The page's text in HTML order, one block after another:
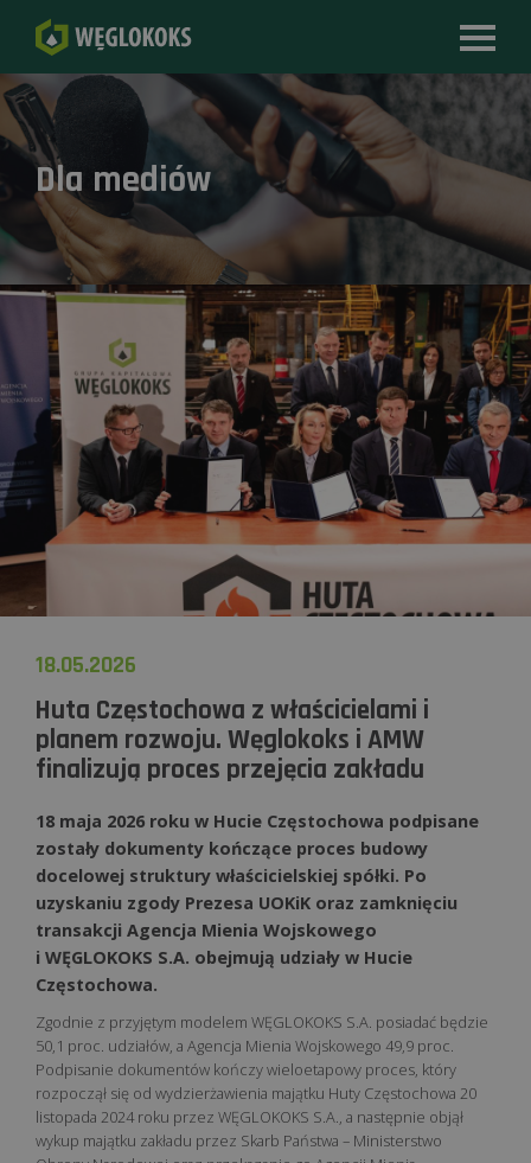
Dla mediów
18.05.2026
Huta Częstochowa z właścicielami i
planem rozwoju. Węglokoks i AMW
finalizują proces przejęcia zakładu
18 maja 2026 roku w Hucie Częstochowa podpisane
zostały dokumenty kończące proces budowy
docelowej struktury właścicielskiej spółki. Po
uzyskaniu zgody Prezesa UOKiK oraz zamknięciu
transakcji Agencja Mienia Wojskowego
i WĘGLOKOKS S.A. obejmują udziały w Hucie
Częstochowa.
Zgodnie z przyjętym modelem WĘGLOKOKS S.A. posiadać będzie
50,1 proc. udziałów, a Agencja Mienia Wojskowego 49,9 proc.
Podpisanie dokumentów kończy wieloetapowy proces, który
rozpoczął się od wydzierżawienia majątku Huty Częstochowa 20
listopada 2024 roku przez WĘGLOKOKS S.A., a następnie objął
wykup majątku zakładu przez Skarb Państwa – Ministerstwo